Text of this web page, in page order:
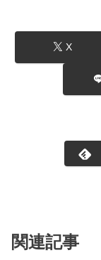
X
関連記事